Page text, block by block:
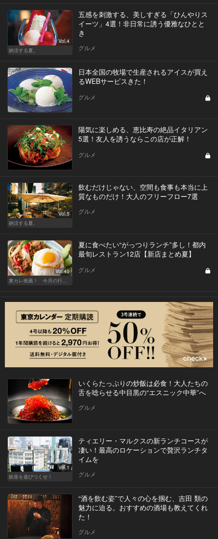
Vol.4
納涼する夏。
五感を刺激する、美しすぎる「ひんやりス
イーツ」4選！非日常に誘う優雅なひとと
き
グルメ
日本全国の牧場で生産されるアイスが買え
るWEBサービスきた！
グルメ
陽気に楽しめる、恵比寿の絶品イタリアン
5選！友人を誘うならこの店が正解！
グルメ
Vol.5
納涼する夏。
飲むだけじゃない、空間も食事も本当に上
質なものだけ！大人のフリーフロー7選
グルメ
Vol.40
東カレ推薦！ 今月の行くべき店
夏に食べたい“がっつりランチ”多し！都内
最旬レストラン12店【新店まとめ夏】
グルメ
いくらたっぷりの炒飯は必食！大人たちの
舌を唸らせる中目黒の“エスニック中華”へ
グルメ
Vol.1
銀座を遊びつくせ！
ティエリー・マルクスの新ランチコースが
凄い！最高のロケーションで贅沢ランチタ
イムを
グルメ
“酒を飲む姿”で人々の心を掴む、吉田 類の
魅力に迫る。おすすめの酒場も教えてくれ
た！
グルメ